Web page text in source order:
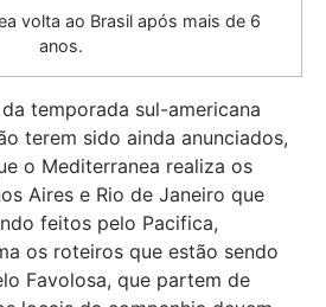
volta ao Brasil após mais de 6
anos.
temporada sul-americana
terem sido ainda anunciados,
o Mediterranea realiza os
Aires e Rio de Janeiro que
feitos pelo Pacifica,
os roteiros que estão sendo
Favolosa, que partem de